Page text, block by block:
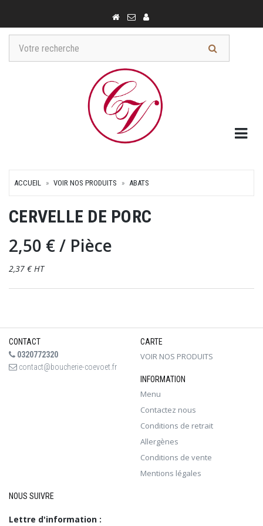
ACCUEIL VOIR NOS PRODUITS ABATS
CERVELLE DE PORC
2,50 €/ Pièce
2,37 € HT
CONTACT
0320772320
contact@boucherie-coevoet.fr
CARTE
VOIR NOS PRODUITS
INFORMATION
Menu
Contactez nous
Conditions de retrait
Allergènes
Conditions de vente
Mentions légales
NOUS SUIVRE
Lettre d'information :